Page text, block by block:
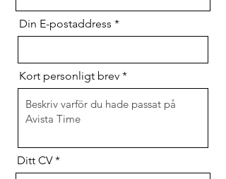
Din E-postaddress
Kort personligt brev
Ditt CV